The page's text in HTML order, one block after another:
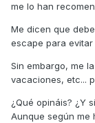
me lo han
Me dicen que
escape para
Sin embargo, me
vacaciones, etc...
¿Qué opináis? ¿Y
Aunque según me